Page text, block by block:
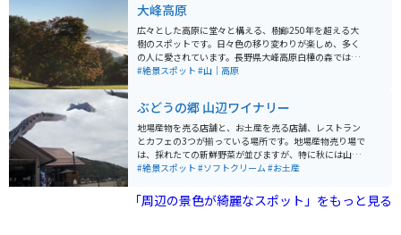
大峰高原
広々とした高原に堂々と構える、樹齢250年を超える大
樹のスポットです。日々色の移り変わりが楽しめ、多く
の人に愛されています。長野県大峰高原白樺の森では、
シラカバに映える紅葉のほか、散策道からは北アルプス
ります。早朝には雲海が見えることもあります。
#絶景スポット #山｜高原
ぶどうの郷 山辺ワイナリー
地場産物を売る店舗と、お土産を売る店舗、レストラン
とカフェの3つが揃っている場所です。地場産物売り場で
は、採れたての新鮮野菜が並びますが、特に秋には山辺
の名産品の新鮮なぶどうがたくさん売られています。多
方が購入したり宅配便で送りに訪れます。お土産売り場
では、種類豊富なワインが売られています。またカフェ
#絶景スポット #ソフトクリーム#お土産
「周辺の景色が綺麗なスポット」をもっと見る